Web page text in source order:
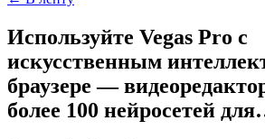
Используйте Vegas Pro с
искусственным
браузере —
более 100 нейросетей